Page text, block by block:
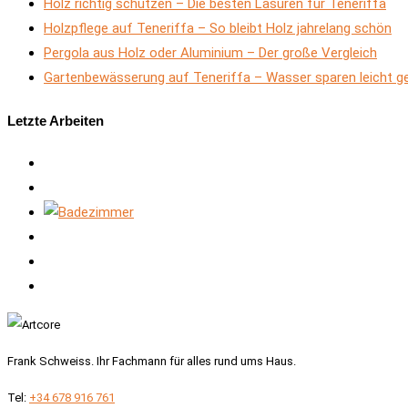
Holz richtig schützen – Die besten Lasuren für Teneriffa
Holzpflege auf Teneriffa – So bleibt Holz jahrelang schön
Pergola aus Holz oder Aluminium – Der große Vergleich
Gartenbewässerung auf Teneriffa – Wasser sparen leicht
Letzte Arbeiten
Frank Schweiss. Ihr Fachmann für alles rund ums Haus.
Tel: +34 678 916 761